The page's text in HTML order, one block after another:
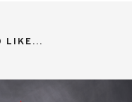
LIKE...